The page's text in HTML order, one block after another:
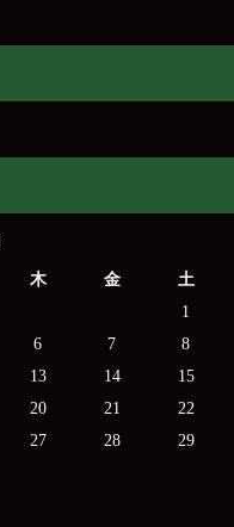
木 金 土
1
6 7
8
13 14
15
20 21
22
27 28
29